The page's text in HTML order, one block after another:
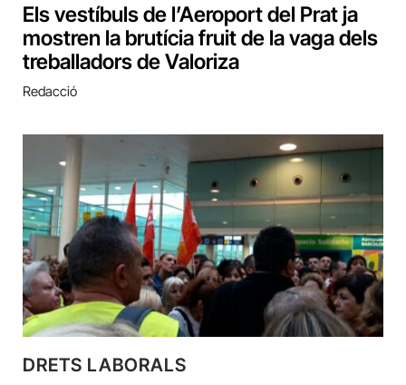
Els vestíbuls de l’Aeroport del Prat ja
mostren la brutícia fruit de la vaga dels
treballadors de Valoriza
Redacció
DRETS LABORALS